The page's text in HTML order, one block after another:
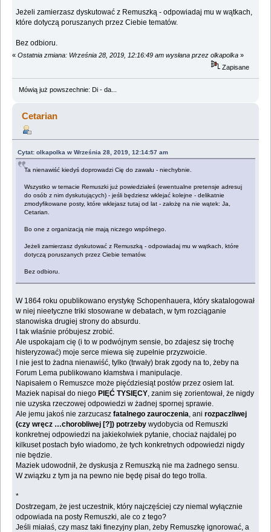
Jeżeli zamierzasz dyskutować z Remuszką - odpowiadaj mu w wątkach,
które dotyczą poruszanych przez Ciebie tematów.
Bez odbioru.
« Ostatnia zmiana: Września 28, 2019, 12:16:49 am wysłana przez olkapolka »
Zapisane
Mówią już powszechnie: Di - da...
Cetarian
Cytat: olkapolka w Września 28, 2019, 12:14:57 am
Ta nienawiść kiedyś doprowadzi Cię do zawału - niechybnie.
Wszystko w temacie Remuszki już powiedziałeś (ewentualne pretensje adresuj
do osób z nim dyskutujących) - jeśli będziesz wklejać kolejne - delikatnie
zmodyfikowane posty, które wklejasz tutaj od lat - założę na nie wątek: Ja,
Cetarian.
Bo one z organizacją nie mają niczego wspólnego.
Jeżeli zamierzasz dyskutować z Remuszką - odpowiadaj mu w wątkach, które
dotyczą poruszanych przez Ciebie tematów.
Bez odbioru.
W 1864 roku opublikowano erystykę Schopenhauera, który skatalogował
w niej nieetyczne triki stosowane w debatach, w tym rozciąganie
stanowiska drugiej strony do absurdu.
I tak właśnie próbujesz zrobić.
Ale uspokajam cię (i to w podwójnym sensie, bo zdajesz się trochę
histeryzować) moje serce miewa się zupełnie przyzwoicie.
I nie jest to żadna nienawiść, tylko (trwały) brak zgody na to, żeby na
Forum Lema publikowano kłamstwa i manipulacje.
Napisałem o Remuszce może pięćdziesiąt postów przez osiem lat.
Maziek napisał do niego PIĘĆ TYSIĘCY, zanim się zorientował, że nigdy
nie uzyska rzeczowej odpowiedzi w żadnej spornej sprawie.
Ale jemu jakoś nie zarzucaszfatalnego zauroczenia, anirozpaczliwej
(czy wręcz …chorobliwej [?]) potrzeby wydobycia od Remuszki
konkretnej odpowiedzi na jakiekolwiek pytanie, chociaż najdalej po
kilkuset postach było wiadomo, że tych konkretnych odpowiedzi nigdy
nie będzie.
Maziek udowodnił, że dyskusja z Remuszką nie ma żadnego sensu.
W związku z tym ja na pewno nie będę pisał do tego trolla.
*
Dostrzegam, że jest uczestnik, który najczęściej czy niemal wyłącznie
odpowiada na posty Remuszki, ale co z tego?
Jeśli miałaś, czy masz taki finezyjny plan, żeby Remuszkę ignorować, a